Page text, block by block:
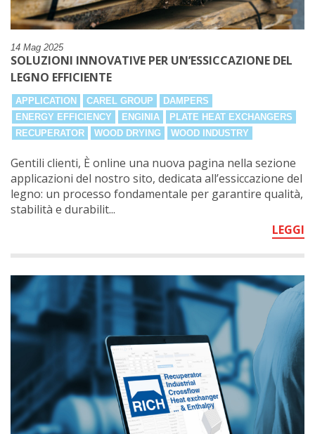
14 Mag 2025
SOLUZIONI INNOVATIVE PER UN’ESSICCAZIONE DEL
LEGNO EFFICIENTE
APPLICATION CAREL GROUP
DAMPERS
ENERGY EFFICIENCY
ENGINIA
PLATE HEAT EXCHANGERS
RECUPERATOR
WOOD DRYING WOOD INDUSTRY
Gentili clienti, È online una nuova pagina nella sezione
applicazioni del nostro sito, dedicata all’essiccazione del
legno: un processo fondamentale per garantire qualità,
stabilità e durabilit...
LEGGI